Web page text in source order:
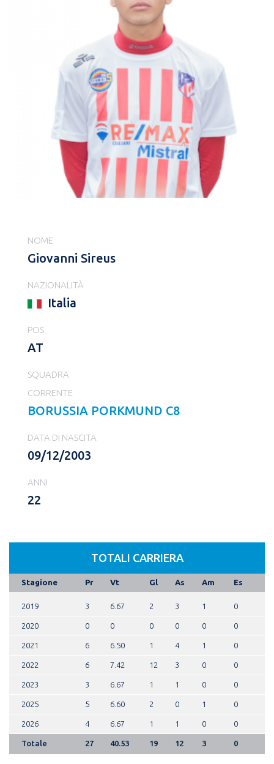
NOME
Giovanni Sireus
NAZIONALITÀ
Italia
POS
AT
SQUADRA
CORRENTE
BORUSSIA PORKMUND C8
DATA DI NASCITA
09/12/2003
ANNI
22
TOTALI CARRIERA
Stagione Pr Vt Gl As Am Es
2019 3 6.67 2 3 1 0
2020 0 0 0 0 0 0
2021 6 6.50 1 4 1 0
2022 6 7.42 12 3 0 0
2023 3 6.67 1 1 0 0
2025 5 6.60 2 0 1 0
2026 4 6.67 1 1 0 0
Totale 27 40.53 19 12 3 0